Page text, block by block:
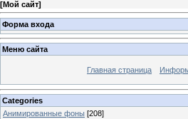
[Мой сайт]
Форма входа
Меню сайта
Главная страница
Categories
Анимированные фоны [208]